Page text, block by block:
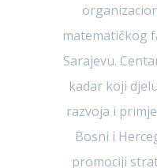
matematičkog
Sarajevu.
kadar koji
razvoja i
Bosni i
promociji